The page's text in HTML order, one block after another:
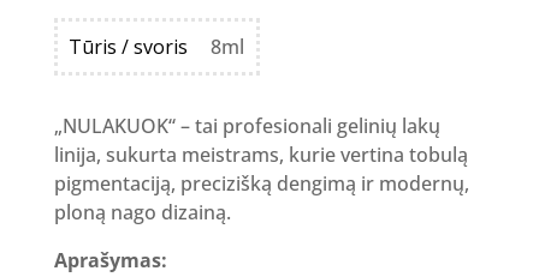
was:
8.90 €.
is:
6.23 €.
Tūris / svoris 8ml
„NULAKUOK“ – tai profesionali gelinių lakų
linija, sukurta meistrams, kurie vertina tobulą
pigmentaciją, precizišką dengimą ir modernų,
ploną nago dizainą.
Aprašymas: